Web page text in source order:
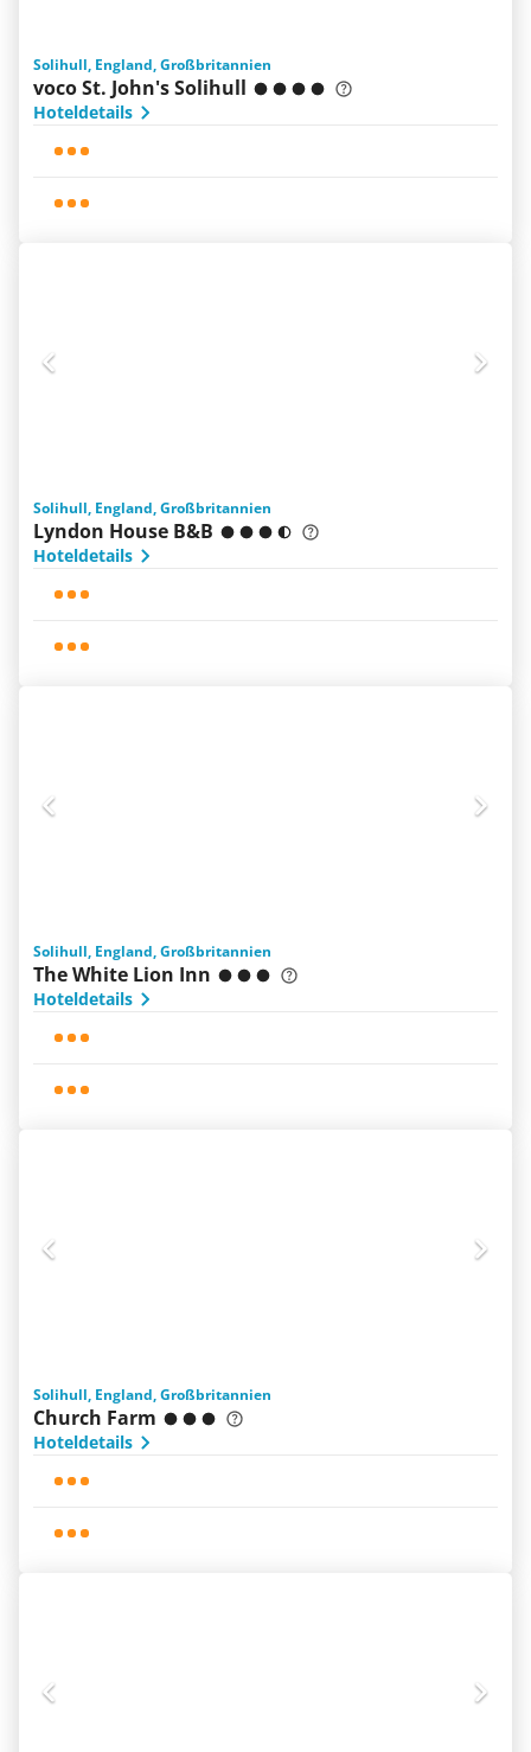
Solihull, England, Großbritannien
voco St. John's Solihull
Hoteldetails
Solihull, England, Großbritannien
Lyndon House B&B
Hoteldetails
Solihull, England, Großbritannien
The White Lion Inn
Hoteldetails
Solihull, England, Großbritannien
Church Farm
Hoteldetails